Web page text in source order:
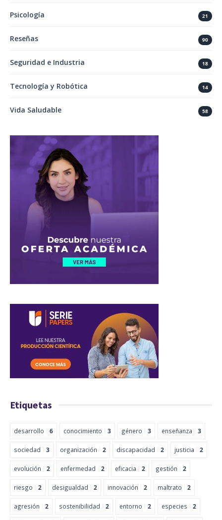
Psicología 21
Reseñas 90
Seguridad e Industria 18
Tecnología y Robótica 14
Vida Saludable 58
Etiquetas
desarrollo 6 conocimiento 3 género 3 enseñanza 3
sociedad 3 organización 2 discapacidad 2 justicia 2
evolución 2 enfermedad 2 eficacia 2 gestión 2
riesgo 2 desigualdad 2 innovación 2 maltrato 2
agresión 2 sostenibilidad 2 entorno 2 especies 2